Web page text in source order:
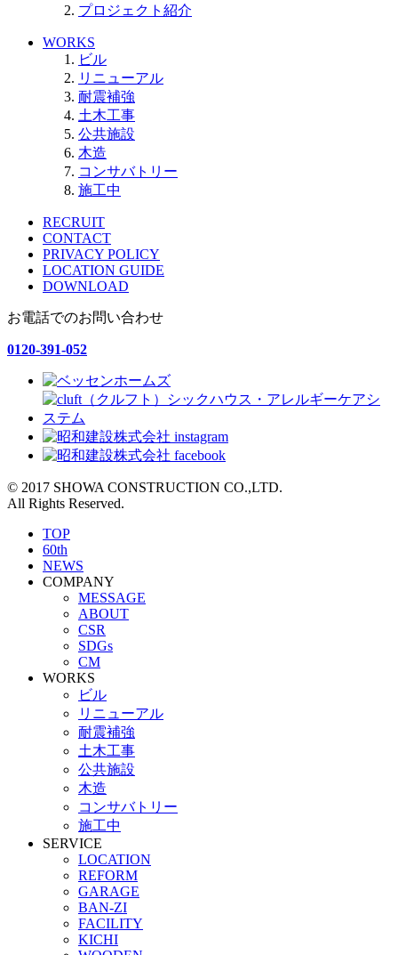
プロジェクト紹介
WORKS
ビル
リニューアル
耐震補強
土木工事
公共施設
木造
コンサバトリー
施工中
RECRUIT
CONTACT
PRIVACY POLICY
LOCATION GUIDE
DOWNLOAD
お電話でのお問い合わせ
0120-391-052
© 2017 SHOWA CONSTRUCTION CO.,LTD.
All Rights Reserved.
TOP
60th
NEWS
COMPANY
MESSAGE
ABOUT
CSR
SDGs
CM
WORKS
ビル
リニューアル
耐震補強
土木工事
公共施設
木造
コンサバトリー
施工中
SERVICE
LOCATION
REFORM
GARAGE
BAN-ZI
FACILITY
KICHI